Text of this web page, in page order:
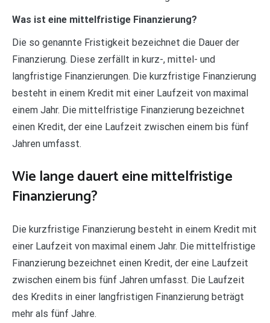
Was ist eine mittelfristige Finanzierung?
Die so genannte Fristigkeit bezeichnet die Dauer der
Finanzierung. Diese zerfällt in kurz-, mittel- und
langfristige Finanzierungen. Die kurzfristige Finanzierung
besteht in einem Kredit mit einer Laufzeit von maximal
einem Jahr. Die mittelfristige Finanzierung bezeichnet
einen Kredit, der eine Laufzeit zwischen einem bis fünf
Jahren umfasst.
Wie lange dauert eine mittelfristige
Finanzierung?
Die kurzfristige Finanzierung besteht in einem Kredit mit
einer Laufzeit von maximal einem Jahr. Die mittelfristige
Finanzierung bezeichnet einen Kredit, der eine Laufzeit
zwischen einem bis fünf Jahren umfasst. Die Laufzeit
des Kredits in einer langfristigen Finanzierung beträgt
mehr als fünf Jahre.